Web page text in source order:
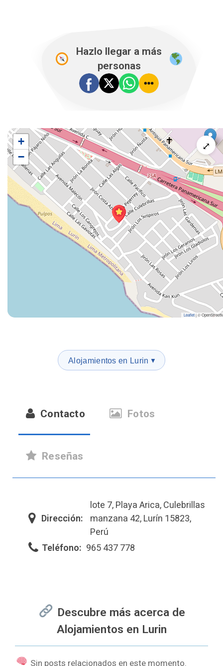
Hazlo llegar a más
personas
⤢
+
−
Leaflet|©
Alojamientos en Lurin ▼
Contacto Fotos
Reseñas
Dirección:
lote 7, Playa Arica, Culebrillas
manzana 42, Lurín 15823,
Perú
Teléfono: 965 437 778
Descubre más acerca de
Alojamientos en Lurin
Sin posts relacionados en este momento.